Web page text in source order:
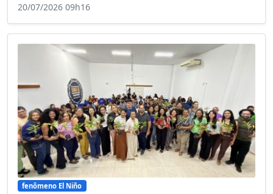
20/07/2026 09h16
fenômeno El Niño